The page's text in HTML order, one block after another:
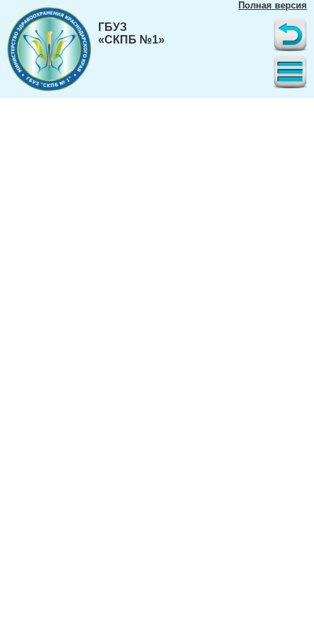
Полная версия
ГБУЗ
«СКПБ №1»